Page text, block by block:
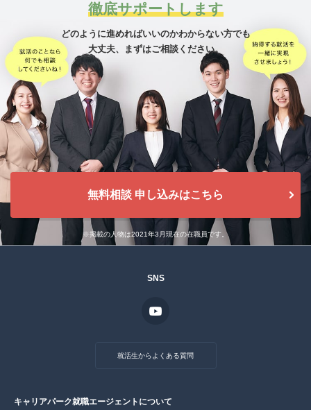
徹底サポートします
どのように進めればいいのかわからない方でも
大丈夫、
まずはご相談ください。
無料相談 申し込みはこちら
※掲載の人物は2021年3月現在の在職員です。
SNS
就活生からよくある質問
キャリアパーク就職エージェントについて